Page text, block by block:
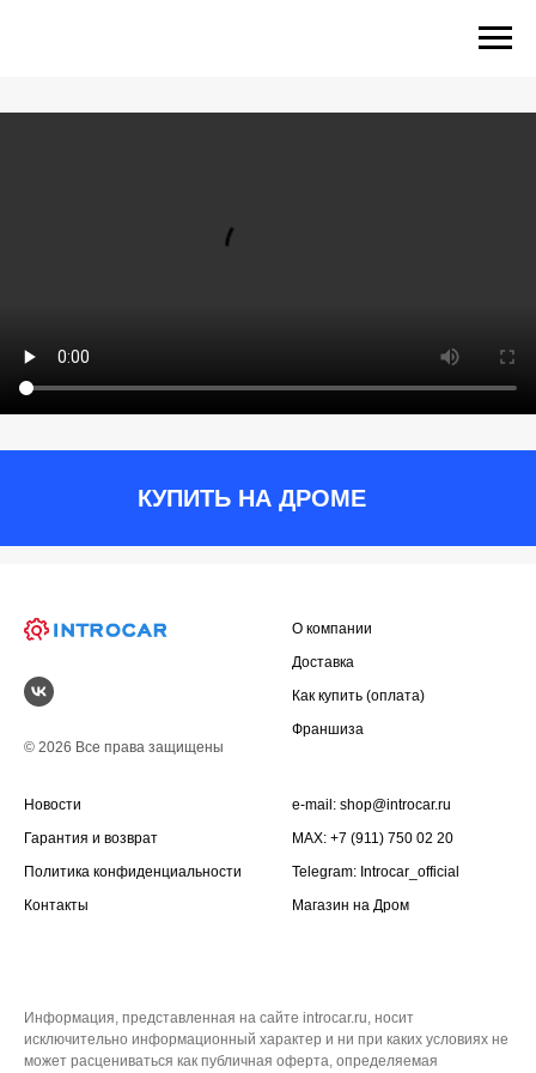
КУПИТЬ НА ДРОМЕ
© 2026 Все права защищены
О компании
Доставка
Как купить (оплата)
Франшиза
Новости
Гарантия и возврат
Политика конфиденциальности
Контакты
e-mail: shop@introcar.ru
MAX: +7 (911) 750 02 20
Telegram: Introcar_official
Магазин на Дром
Информация, представленная на сайте introcar.ru, носит
исключительно информационный характер и ни при каких условиях не
может расцениваться как публичная оферта, определяемая